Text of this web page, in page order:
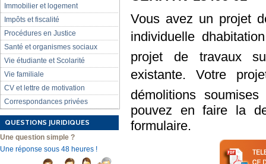
Immobilier et logement
Impôts et fiscalité
Procédures en Justice
Santé et organismes sociaux
Vie étudiante et Scolarité
Vie familiale
CV et lettre de motivation
Correspondances privées
QUESTIONS JURIDIQUES
Une question simple ?
Une réponse sous 48 heures !
Vous avez un projet
individuelle
projet de travaux
existante. Votre
démolitions
pouvez en faire la
formulaire.